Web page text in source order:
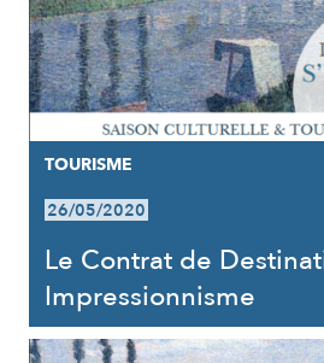
TOURISME
26/05/2020
Le Contrat de
Impressionnisme